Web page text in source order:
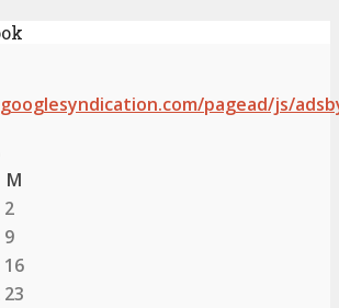
pagead/js/
M
2
9
16
23